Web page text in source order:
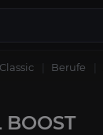
Berufe
BOOST